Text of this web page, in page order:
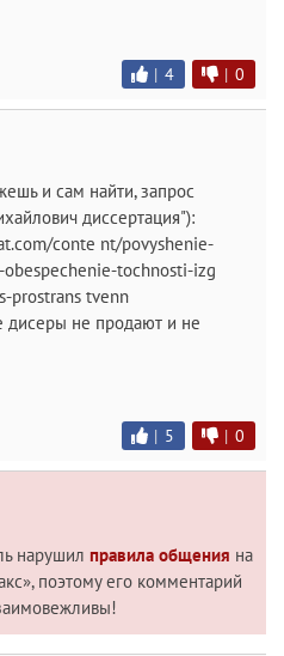
| 4 | 0
и сам найти, запрос
диссертация"):
conte nt/povyshenie-
tochnosti-izg
prostrans tvenn
дисеры не продают и не
| 5 | 0
нарушил правила общения на
поэтому его комментарий